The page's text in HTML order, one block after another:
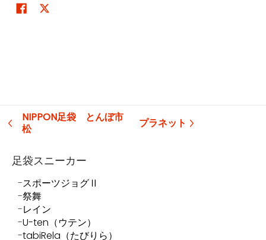
NIPPON足袋 とんぼ市
松
プラネット
足袋スニーカー
スポーツジョグⅡ
祭舞
レイン
U-ten（ウテン）
tabiRela（たびりら）